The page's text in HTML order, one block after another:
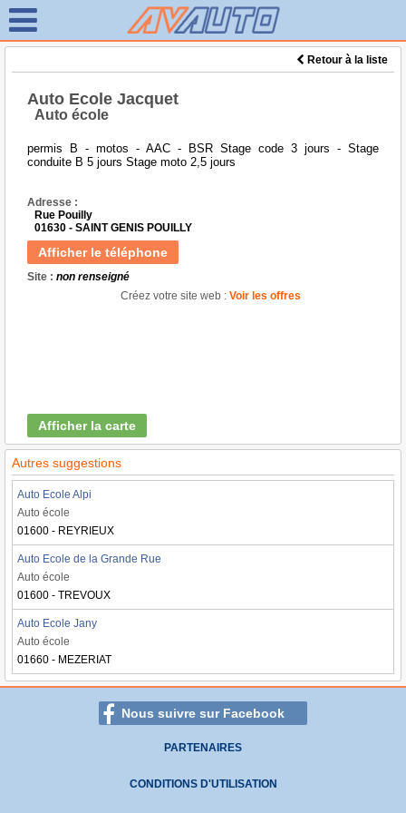
Retour à la liste
Auto Ecole Jacquet
Auto école
permis B - motos - AAC - BSR Stage code 3 jours - Stage
conduite B 5 jours Stage moto 2,5 jours
Adresse :
Rue Pouilly
01630 - SAINT GENIS POUILLY
Afficher le téléphone
Site : non renseigné
Créez votre site web : Voir les offres
Afficher la carte
Autres suggestions
Auto Ecole Alpi
Auto école
01600 - REYRIEUX
Auto Ecole de la Grande Rue
Auto école
01600 - TREVOUX
Auto Ecole Jany
Auto école
01660 - MEZERIAT
Nous suivre sur Facebook
PARTENAIRES
CONDITIONS D'UTILISATION